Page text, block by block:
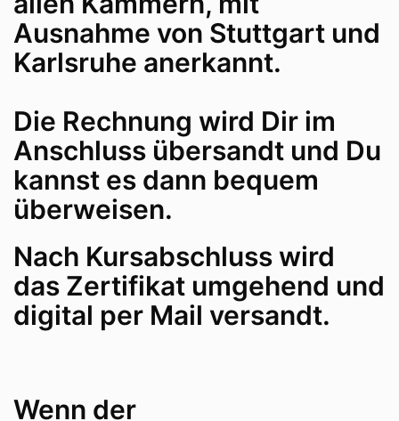
Ausnahme von Stuttgart und
Karlsruhe anerkannt.
Die Rechnung wird Dir im
Anschluss übersandt und Du
kannst es dann bequem
überweisen.
Nach Kursabschluss wird
das Zertifikat umgehend und
digital per Mail versandt.
Wenn der